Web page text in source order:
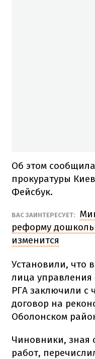
Об этом
прокуратуры
Фейсбук.
ВАС ЗАИНТЕРЕСУЕТ:
реформу
изменится
Установили, что
лица
РГА заключили с
договор на
Оболонском
Чиновники, зная
работ,